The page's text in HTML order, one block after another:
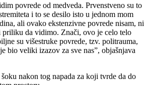
povrede od medveda. Prvenstveno su to
i to se desilo isto u jednom mom
ali ovako ekstenzivne povrede nisam, ni
priliku da vidimo. Znači, ovo je celo telo
su višestruke povrede, tzv. politrauma,
bio veliki izazov za sve nas”, objašnjava
nakon tog napada za koji tvrde da do